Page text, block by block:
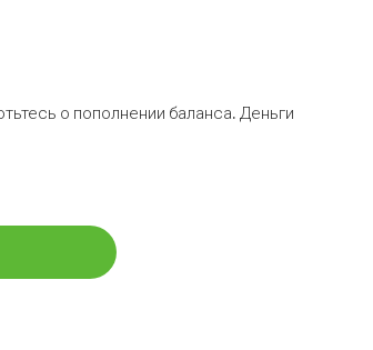
о пополнении баланса. Деньги